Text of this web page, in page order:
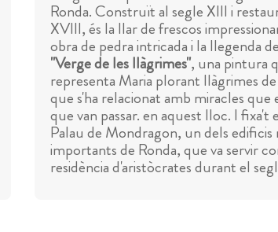
Ronda. Construït al segle XIII i
XVIII, és la llar de frescos
obra de pedra intricada i la llegenda
"Verge de les llàgrimes", una pintura
representa Maria plorant llàgrimes
que s'ha relacionat amb miracles que
que van passar. en aquest lloc. I fixa't
Palau de Mondragon, un dels edificis
importants de Ronda, que va servir
residència d'aristòcrates durant el